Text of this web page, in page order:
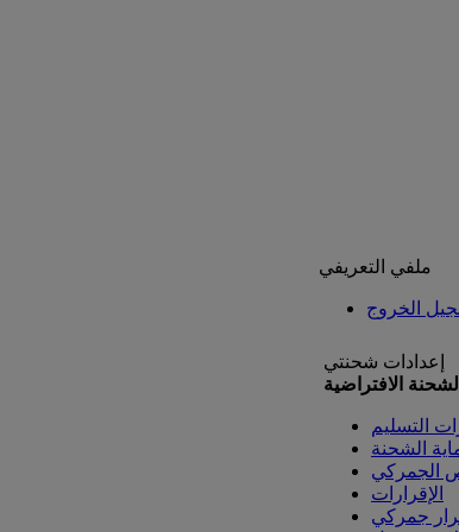
ملفي التعريفي
الخروج
إعدادات شحنتي
الافتراضية
التسليم
الشحنة
الجمركي
الإقرارات
جمركي